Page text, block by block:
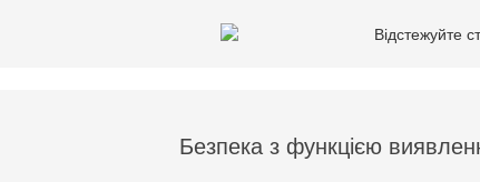
Безпека з функцією